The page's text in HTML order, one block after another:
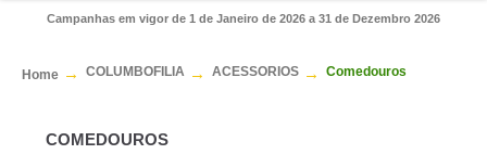
Campanhas em vigor de 1 de Janeiro de 2026 a 31 de Dezembro 2026
Home COLUMBOFILIA ACESSORIOS Comedouros
COMEDOUROS